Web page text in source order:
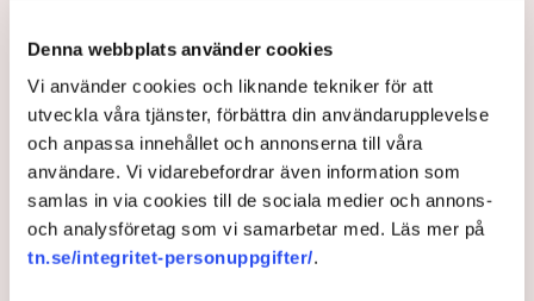
Denna webbplats använder cookies
Vi använder cookies och liknande tekniker för att
utveckla våra tjänster, förbättra din användarupplevelse
och anpassa innehållet och annonserna till våra
användare. Vi vidarebefordrar även information som
samlas in via cookies till de sociala medier och annons-
och analysföretag som vi samarbetar med. Läs mer på
tn.se/integritet-personuppgifter/.
Allt tuffare läge för rysk
ekonomi